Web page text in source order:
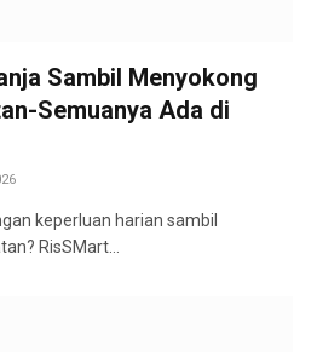
Sambil Menyokong
Semuanya Ada di
keperluan harian sambil
RisSMart…